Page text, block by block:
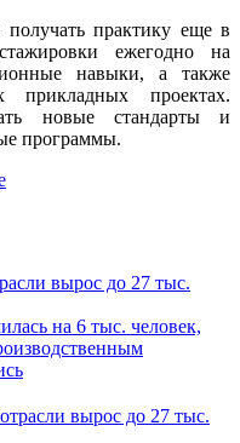
практику еще в
ежегодно на
навыки, а также
прикладных проектах.
новые стандарты и
программы.
вырос до 27 тыс.
на 6 тыс. человек,